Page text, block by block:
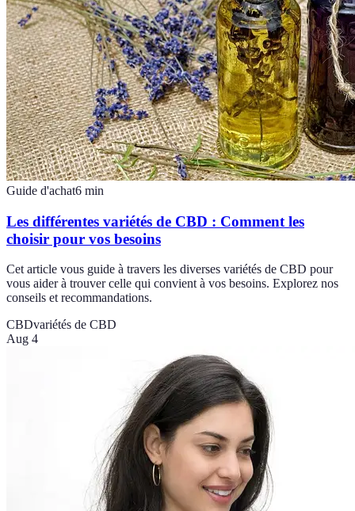
Guide d'achat6 min
Les différentes variétés de CBD : Comment les
choisir pour vos besoins
Cet article vous guide à travers les diverses variétés de CBD pour
vous aider à trouver celle qui convient à vos besoins. Explorez nos
conseils et recommandations.
CBDvariétés de CBD
Aug 4